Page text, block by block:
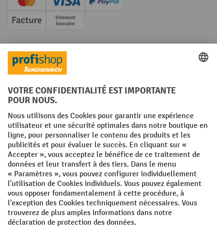
Creditcard (Master)Creditcard (Visa)
PayPal
Facture Paiement anticipé
Réseaux sociaux
Facebook
YouTube
LinkedInInstagram
Conditions générales Mentions légales
Protection des Données Politique de cookies
All prices excl. VAT plusshipping costsand possible delivery charges,
if not stated otherwise.
¹ La remise est valable jusqu'à épuisement des stocks. La remise ne
s'applique pas aux prix spéciaux. Il n'est pas possible de le combiner
avec d'autres réductions en pourcentage ou bons de réduction. | ² Une
réduction unique est offerte lors de la première inscription à la